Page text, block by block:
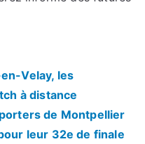
Velay, les
à distance
de Montpellier
leur 32e de finale